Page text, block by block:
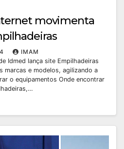
movimenta
IMAM
Idmed lança site Empilhadeiras
marcas e modelos, agilizando a
o equipamentos Onde encontrar